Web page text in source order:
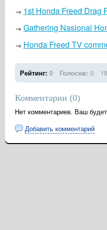
→ 1st Honda Freed Drag
→ Gathering Nasional
→ Honda Freed TV
Рейтинг: 0 Голосов: 0
Комментарии (0)
Нет комментариев. Ваш
Добавить комментарий